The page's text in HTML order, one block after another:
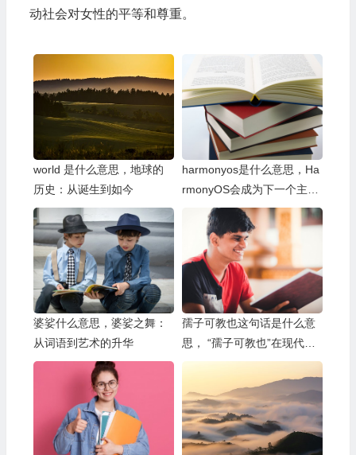
动社会对女性的平等和尊重。
world 是什么意思，地球的
历史：从诞生到如今
harmonyos是什么意思，Ha
rmonyOS会成为下一个主流
操作系统吗？
婆娑什么意思，婆娑之舞：
从词语到艺术的升华
孺子可教也这句话是什么意
思， “孺子可教也”在现代教
育中的应用